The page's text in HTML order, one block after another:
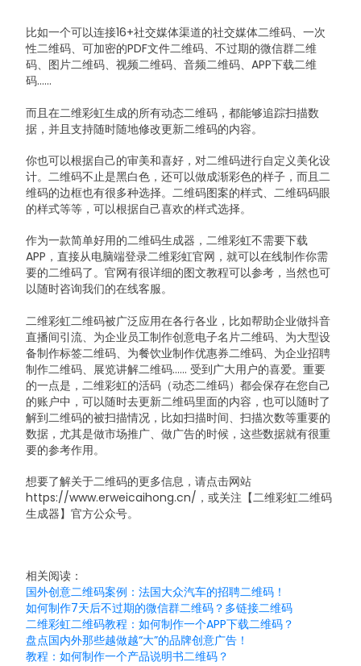
比如一个可以连接16+社交媒体渠道的社交媒体二维码、一次
性二维码、可加密的PDF文件二维码、不过期的微信群二维
码、图片二维码、视频二维码、音频二维码、APP下载二维
码......
而且在二维彩虹生成的所有动态二维码，都能够追踪扫描数
据，并且支持随时随地修改更新二维码的内容。
你也可以根据自己的审美和喜好，对二维码进行自定义美化设
计。二维码不止是黑白色，还可以做成渐彩色的样子，而且二
维码的边框也有很多种选择。二维码图案的样式、二维码码眼
的样式等等，可以根据自己喜欢的样式选择。
作为一款简单好用的二维码生成器，二维彩虹不需要下载
APP，直接从电脑端登录二维彩虹官网，就可以在线制作你需
要的二维码了。官网有很详细的图文教程可以参考，当然也可
以随时咨询我们的在线客服。
二维彩虹二维码被广泛应用在各行各业，比如帮助企业做抖音
直播间引流、为企业员工制作创意电子名片二维码、为大型设
备制作标签二维码、为餐饮业制作优惠券二维码、为企业招聘
制作二维码、展览讲解二维码...... 受到广大用户的喜爱。重要
的一点是，二维彩虹的活码（动态二维码）都会保存在您自己
的账户中，可以随时去更新二维码里面的内容，也可以随时了
解到二维码的被扫描情况，比如扫描时间、扫描次数等重要的
数据，尤其是做市场推广、做广告的时候，这些数据就有很重
要的参考作用。
想要了解关于二维码的更多信息，请点击网站
https://www.erweicaihong.cn/，或关注【二维彩虹二维码
生成器】官方公众号。
相关阅读：
国外创意二维码案例：法国大众汽车的招聘二维码！
如何制作7天后不过期的微信群二维码？多链接二维码
二维彩虹二维码教程：如何制作一个APP下载二维码？
盘点国内外那些越做越“大”的品牌创意广告！
教程：如何制作一个产品说明书二维码？